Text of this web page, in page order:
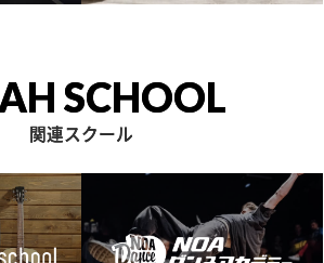
SCHOOL
関連スクール